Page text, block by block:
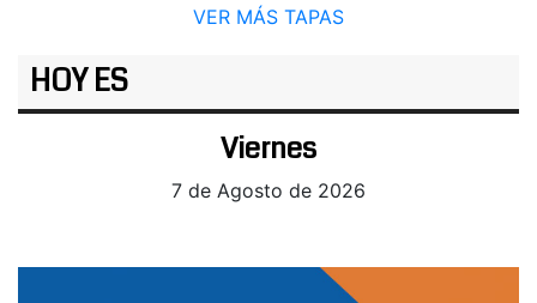
VER MÁS TAPAS
HOY ES
Viernes
7 de Agosto de 2026